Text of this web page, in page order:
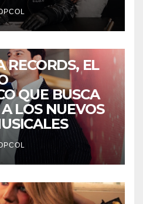
RECORDS, EL
QUE BUSCA
LOS NUEVOS